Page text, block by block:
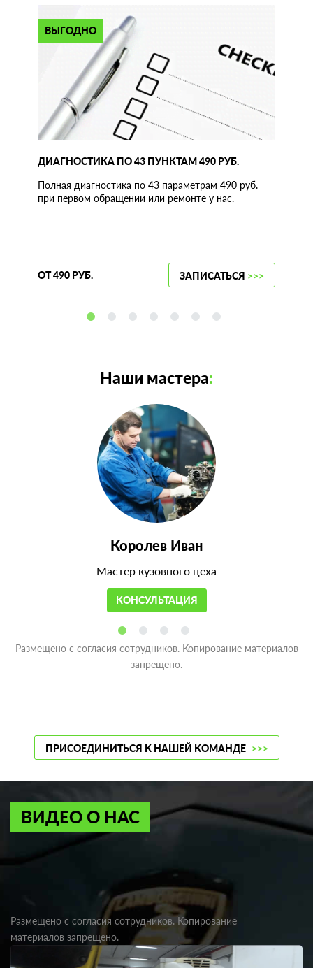
ВЫГОДНО
ДИАГНОСТИКА ПО 43 ПУНКТАМ 490 РУБ.
Полная диагностика по 43 параметрам 490 руб.
при первом обращении или ремонте у нас.
ОТ 490 РУБ. ЗАПИСАТЬСЯ >>>
Наши мастера:
Королев Иван
Мастер кузовного цеха
КОНСУЛЬТАЦИЯ
Размещено с согласия сотрудников. Копирование материалов
запрещено.
ПРИСОЕДИНИТЬСЯ К НАШЕЙ КОМАНДЕ >>>
ВИДЕО О НАС
Размещено с согласия сотрудников. Копирование
материалов запрещено.